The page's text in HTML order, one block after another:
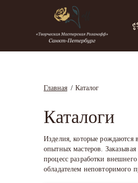
Главная Каталог
Каталоги
Изделия, которые рождаются
опытных мастеров.
процесс разработки
обладателем неповторимого